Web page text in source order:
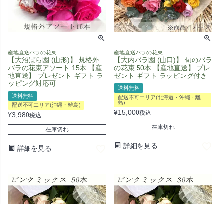
産地直送バラの花束
【大沼ばら園 (山形)】 規格外
バラの花束アソート 15本 【産
地直送】 プレゼント ギフト ラ
ッピング対応可
送料無料
配送不可エリア(沖縄・離島)
¥3,980税込
在庫切れ
詳細を見る
産地直送バラの花束
【大内バラ園 (山口)】 旬のバラ
の花束 50本 【産地直送】 プレ
ゼント ギフト ラッピング付き
送料無料
配送不可エリア(北海道・沖縄・離
島)
¥15,000税込
在庫切れ
詳細を見る